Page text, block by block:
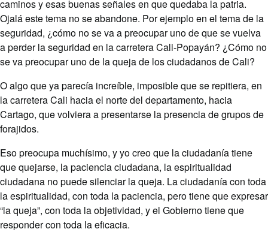
caminos y esas buenas señales en que quedaba la patria.
Ojalá este tema no se abandone. Por ejemplo en el tema de la
seguridad, ¿cómo no se va a preocupar uno de que se vuelva
a perder la seguridad en la carretera Cali-Popayán? ¿Cómo no
se va preocupar uno de la queja de los ciudadanos de Cali?
O algo que ya parecía increíble, imposible que se repitiera, en
la carretera Cali hacia el norte del departamento, hacia
Cartago, que volviera a presentarse la presencia de grupos de
forajidos.
Eso preocupa muchísimo, y yo creo que la ciudadanía tiene
que quejarse, la paciencia ciudadana, la espiritualidad
ciudadana no puede silenciar la queja. La ciudadanía con toda
la espiritualidad, con toda la paciencia, pero tiene que expresar
“la queja”, con toda la objetividad, y el Gobierno tiene que
responder con toda la eficacia.